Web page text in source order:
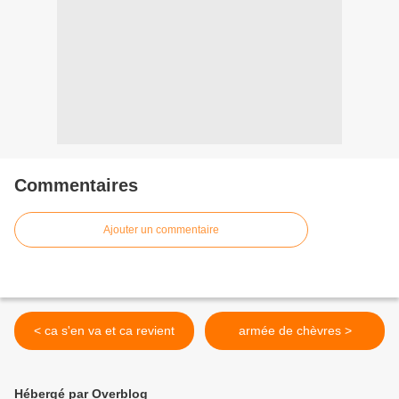
Commentaires
Ajouter un commentaire
< ca s'en va et ca revient armée de chèvres >
Hébergé par Overblog